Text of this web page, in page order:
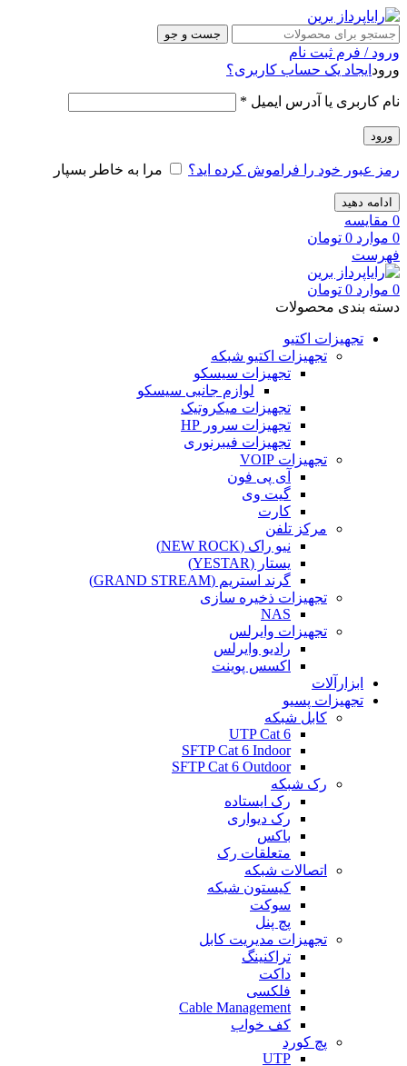
جست و جو
ورود / فرم ثبت نام
ورود ایجاد یک حساب کاربری؟
نام کاربری یا آدرس ایمیل *
ورود
رمز عبور خود را فراموش کرده اید؟ مرا به خاطر بسپار
ادامه دهید
0 مقایسه
0 موارد 0 تومان
فهرست
0 موارد 0 تومان
دسته بندی محصولات
تجهیزات اکتیو
تجهیزات اکتیو شبکه
تجهیزات سیسکو
لوازم جانبی سیسکو
تجهیزات میکروتیک
تجهیزات سرور HP
تجهیزات فیبرنوری
تجهیزات VOIP
آی پی فون
گیت وی
کارت
مرکز تلفن
نیو راک (NEW ROCK)
یستار (YESTAR)
گرند استریم (GRAND STREAM)
تجهیزات ذخیره سازی
NAS
تجهیزات وایرلس
رادیو وایرلس
اکسس پوینت
ابزارآلات
تجهیزات پسیو
کابل شبکه
UTP Cat 6
SFTP Cat 6 Indoor
SFTP Cat 6 Outdoor
رک شبکه
رک ایستاده
رک دیواری
باکس
متعلقات رک
اتصالات شبکه
کیستون شبکه
سوکت
پچ پنل
تجهیزات مدیریت کابل
تراکنینگ
داکت
فلکسی
Cable Management
کف خواب
پچ کورد
UTP